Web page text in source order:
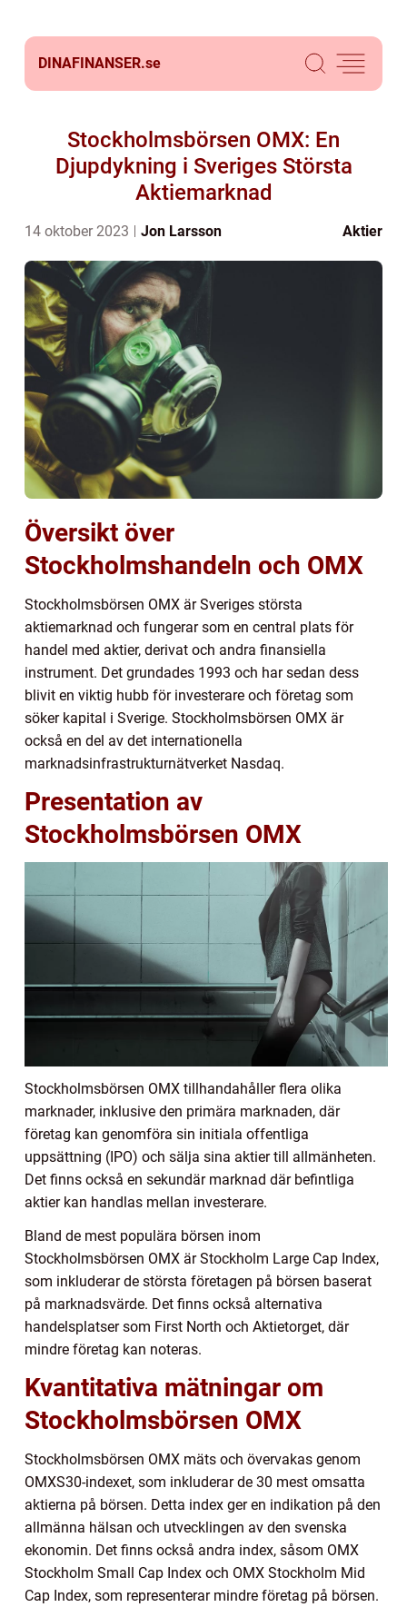
DINAFINANSER.se
Stockholmsbörsen OMX: En
Djupdykning i Sveriges Största
Aktiemarknad
14 oktober 2023 Jon Larsson Aktier
Översikt över
Stockholmshandeln och OMX
Stockholmsbörsen OMX är Sveriges största
aktiemarknad och fungerar som en central plats för
handel med aktier, derivat och andra finansiella
instrument. Det grundades 1993 och har sedan dess
blivit en viktig hubb för investerare och företag som
söker kapital i Sverige. Stockholmsbörsen OMX är
också en del av det internationella
marknadsinfrastrukturnätverket Nasdaq.
Presentation av
Stockholmsbörsen OMX
Stockholmsbörsen OMX tillhandahåller flera olika
marknader, inklusive den primära marknaden, där
företag kan genomföra sin initiala offentliga
uppsättning (IPO) och sälja sina aktier till allmänheten.
Det finns också en sekundär marknad där befintliga
aktier kan handlas mellan investerare.
Bland de mest populära börsen inom
Stockholmsbörsen OMX är Stockholm Large Cap Index,
som inkluderar de största företagen på börsen baserat
på marknadsvärde. Det finns också alternativa
handelsplatser som First North och Aktietorget, där
mindre företag kan noteras.
Kvantitativa mätningar om
Stockholmsbörsen OMX
Stockholmsbörsen OMX mäts och övervakas genom
OMXS30-indexet, som inkluderar de 30 mest omsatta
aktierna på börsen. Detta index ger en indikation på den
allmänna hälsan och utvecklingen av den svenska
ekonomin. Det finns också andra index, såsom OMX
Stockholm Small Cap Index och OMX Stockholm Mid
Cap Index, som representerar mindre företag på börsen.